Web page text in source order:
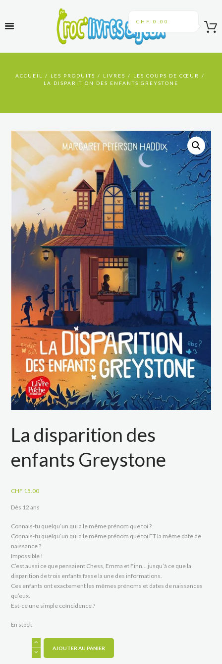
CHF 0.00
ACCUEIL LES PRODUITS LIVRES
LES COUPS DE CŒUR
LA DISPARITION DES ENFANTS GREYSTONE
La disparition des
enfants Greystone
CHF 15.00
Dès 12 ans
Connais-tu quelqu’un qui a le même prénom que toi ?
Connais-tu quelqu’un qui a le même prénom que toi ET la même date de
naissance ?
Impossible !
C’est aussi ce que pensaient Chess, Emma et Finn… jusqu’à ce que la
disparition de trois enfants fasse la une des informations.
Ces enfants ont exactement les mêmes prénoms et dates de naissances
qu’eux.
Est-ce une simple coïncidence ?
En stock
AJOUTER AU PANIER